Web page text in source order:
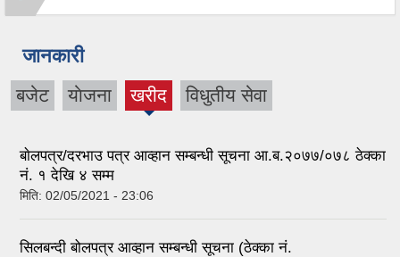
जानकारी
बजेट याेजना खरीद
(active
विधुतीय सेवा
बाेलपत्र/दरभाउ पत्र आव्हान सम्बन्धी सूचना आ.ब.२०७७/०७८ ठेक्का
नं. १ देखि ४ सम्म
मिति: 02/05/2021 - 23:06
सिलबन्दी बोलपत्र आव्हान सम्बन्धी सूचना (ठेक्का नं.